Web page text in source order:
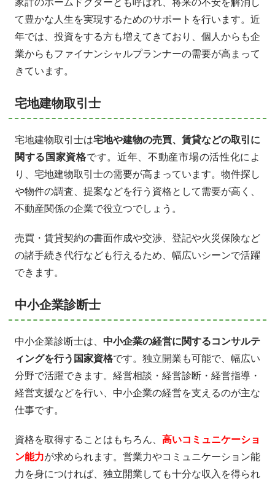
家計のホームドクターとも呼ばれ、将来の不安を解消し
て豊かな人生を実現するためのサポートを行います。近
年では、投資をする方も増えてきており、個人からも企
業からもファイナンシャルプランナーの需要が高まって
きています。
宅地建物取引士
宅地建物取引士は宅地や建物の売買、賃貸などの取引に
関する国家資格です。近年、不動産市場の活性化によ
り、宅地建物取引士の需要が高まっています。物件探し
や物件の調査、提案などを行う資格として需要が高く、
不動産関係の企業で役立つでしょう。
売買・賃貸契約の書面作成や交渉、登記や火災保険など
の諸手続き代行なども行えるため、幅広いシーンで活躍
できます。
中小企業診断士
中小企業診断士は、 中小企業の経営に関するコンサルテ
ィングを行う国家資格です。独立開業も可能で、幅広い
分野で活躍できます。経営相談・経営診断・経営指導・
経営支援などを行い、中小企業の経営を支えるのが主な
仕事です。
資格を取得することはもちろん、 高いコミュニケーショ
ン能力が求められます。営業力やコミュニケーション能
力を身につければ、独立開業しても十分な収入を得られ